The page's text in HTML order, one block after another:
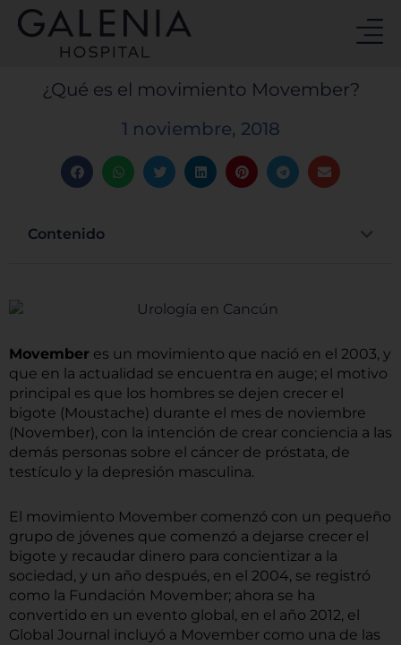
contenido
¿Qué es el movimiento Movember?
1 noviembre, 2018
Contenido
Movember es un movimiento que nació en el 2003, y
que en la actualidad se encuentra en auge; el motivo
principal es que los hombres se dejen crecer el
bigote (Moustache) durante el mes de noviembre
(November), con la intención de crear conciencia a las
demás personas sobre el cáncer de próstata, de
testículo y la depresión masculina.
El movimiento Movember comenzó con un pequeño
grupo de jóvenes que comenzó a dejarse crecer el
bigote y recaudar dinero para concientizar a la
sociedad, y un año después, en el 2004, se registró
como la Fundación Movember; ahora se ha
convertido en un evento global, en el año 2012, el
Global Journal incluyó a Movember como una de las